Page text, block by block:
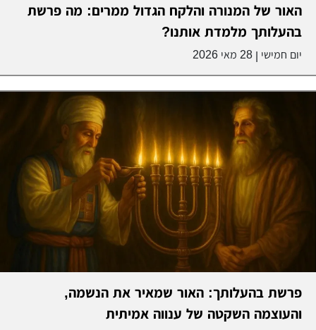
האור של המנורה והלקח הגדול ממרים: מה פרשת
בהעלותך מלמדת אותנו?
יום חמישי 28 מאי 2026
פרשת בהעלותך: האור שמאיר את הנשמה,
והעוצמה השקטה של ענווה אמיתית